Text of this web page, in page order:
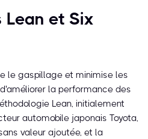
Lean et Six
le gaspillage et minimise les
la performance des
Lean, initialement
automobile japonais Toyota,
valeur ajoutée, et la